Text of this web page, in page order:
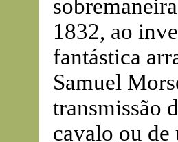
1832, ao
fantástica
Samuel
transmissão
cavalo ou